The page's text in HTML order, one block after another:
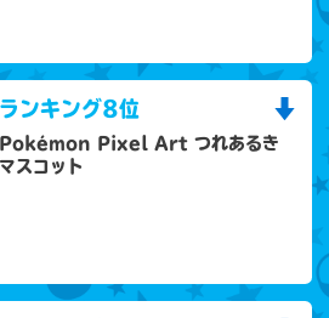
ランキング8位
Pokémon Pixel Art つれあるき
マスコット